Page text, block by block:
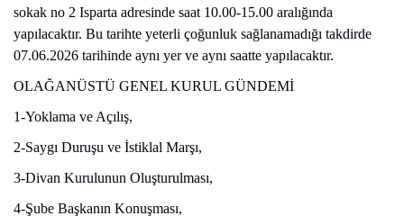
sokak no 2 Isparta adresinde saat 10.00-15.00 aralığında
yapılacaktır. Bu tarihte yeterli çoğunluk sağlanamadığı takdirde
07.06.2026 tarihinde aynı yer ve aynı saatte yapılacaktır.
OLAĞANÜSTÜ GENEL KURUL GÜNDEMİ
1-Yoklama ve Açılış,
2-Saygı Duruşu ve İstiklal Marşı,
3-Divan Kurulunun Oluşturulması,
4-Şube Başkanın Konuşması,